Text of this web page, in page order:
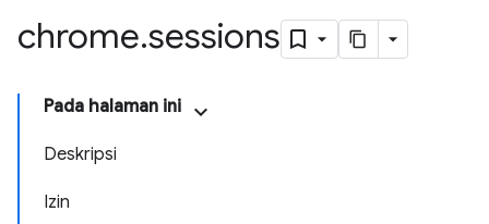
chrome.sessions
Pada halaman ini
Deskripsi
Izin